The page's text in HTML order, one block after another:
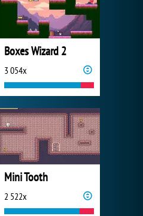
Boxes Wizard 2
3 054x
Mini Tooth
2 522x